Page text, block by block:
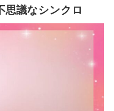
思議なシンクロ